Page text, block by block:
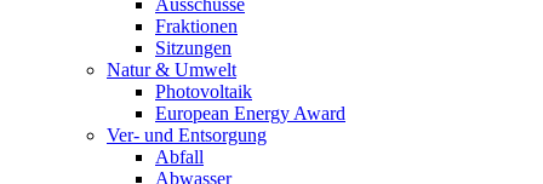
Ausschüsse
Fraktionen
Sitzungen
Natur & Umwelt
Photovoltaik
European Energy Award
Ver- und Entsorgung
Abfall
Abwasser